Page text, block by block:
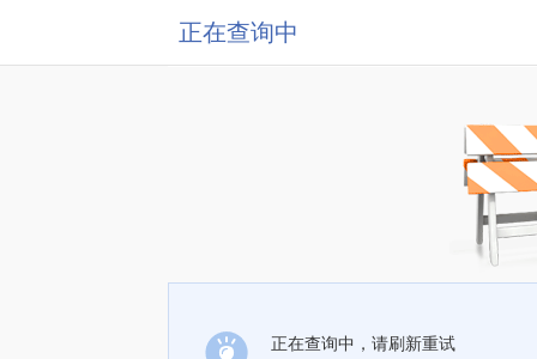
正在查询中
正在查询中，请刷新重试